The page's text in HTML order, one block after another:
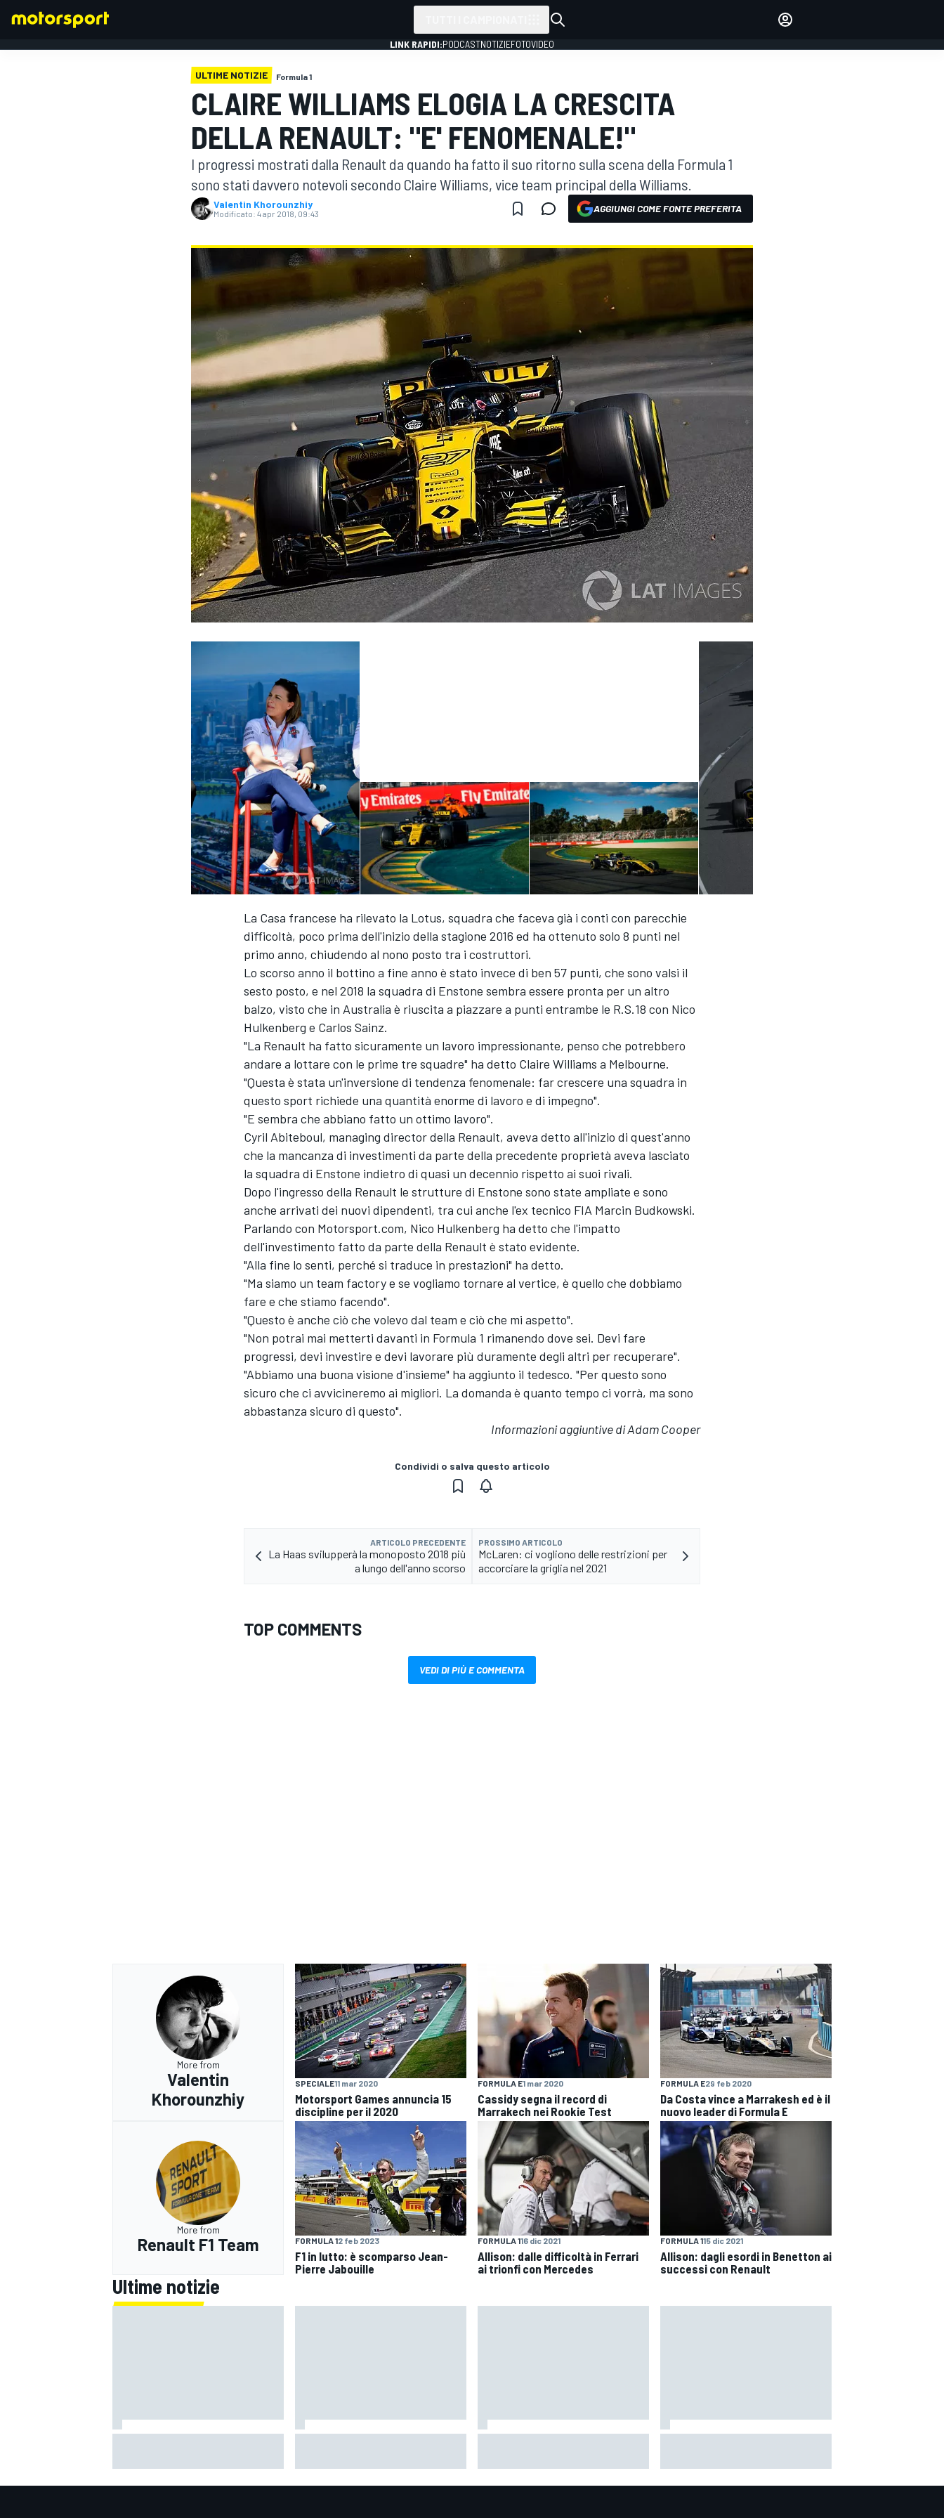
ACCEDI
LINK RAPIDI:PODCASTNOTIZIEFOTOVIDEO
ULTIME NOTIZIE Formula 1
CLAIRE WILLIAMS ELOGIA LA CRESCITA
DELLA RENAULT: "E' FENOMENALE!"
I progressi mostrati dalla Renault da quando ha fatto il suo ritorno sulla scena della Formula 1
sono stati davvero notevoli secondo Claire Williams, vice team principal della Williams.
Valentin Khorounzhiy
Modificato: 4 apr 2018, 09:43 AGGIUNGI COME FONTE PREFERITA
La Casa francese ha rilevato la Lotus, squadra che faceva già i conti con parecchie
difficoltà, poco prima dell'inizio della stagione 2016 ed ha ottenuto solo 8 punti nel
primo anno, chiudendo al nono posto tra i costruttori.
Lo scorso anno il bottino a fine anno è stato invece di ben 57 punti, che sono valsi il
sesto posto, e nel 2018 la squadra di Enstone sembra essere pronta per un altro
balzo, visto che in Australia è riuscita a piazzare a punti entrambe le R.S.18 con Nico
Hulkenberg e Carlos Sainz.
"La Renault ha fatto sicuramente un lavoro impressionante, penso che potrebbero
andare a lottare con le prime tre squadre" ha detto Claire Williams a Melbourne.
"Questa è stata un'inversione di tendenza fenomenale: far crescere una squadra in
questo sport richiede una quantità enorme di lavoro e di impegno".
"E sembra che abbiano fatto un ottimo lavoro".
Cyril Abiteboul, managing director della Renault, aveva detto all'inizio di quest'anno
che la mancanza di investimenti da parte della precedente proprietà aveva lasciato
la squadra di Enstone indietro di quasi un decennio rispetto ai suoi rivali.
Dopo l'ingresso della Renault le strutture di Enstone sono state ampliate e sono
anche arrivati dei nuovi dipendenti, tra cui anche l'ex tecnico FIA Marcin Budkowski.
Parlando con Motorsport.com, Nico Hulkenberg ha detto che l'impatto
dell'investimento fatto da parte della Renault è stato evidente.
"Alla fine lo senti, perché si traduce in prestazioni" ha detto.
"Ma siamo un team factory e se vogliamo tornare al vertice, è quello che dobbiamo
fare e che stiamo facendo".
"Questo è anche ciò che volevo dal team e ciò che mi aspetto".
"Non potrai mai metterti davanti in Formula 1 rimanendo dove sei. Devi fare
progressi, devi investire e devi lavorare più duramente degli altri per recuperare".
"Abbiamo una buona visione d'insieme" ha aggiunto il tedesco. "Per questo sono
sicuro che ci avvicineremo ai migliori. La domanda è quanto tempo ci vorrà, ma sono
abbastanza sicuro di questo".
Informazioni aggiuntive di Adam Cooper
Condividi o salva questo articolo
ARTICOLO PRECEDENTE
La Haas svilupperà la monoposto 2018 più
a lungo dell'anno scorso
PROSSIMO ARTICOLO
McLaren: ci vogliono delle restrizioni per
accorciare la griglia nel 2021
TOP COMMENTS
VEDI DI PIÙ E COMMENTA
More from
Valentin
Khorounzhiy
SPECIALE11 mar 2020
Motorsport Games annuncia 15
discipline per il 2020
FORMULA E1 mar 2020
Cassidy segna il record di
Marrakech nei Rookie Test
FORMULA E29 feb 2020
Da Costa vince a Marrakesh ed è il
nuovo leader di Formula E
More from
Renault F1 Team FORMULA 12 feb 2023
F1 in lutto: è scomparso Jean-
Pierre Jabouille
FORMULA 116 dic 2021
Allison: dalle difficoltà in Ferrari
ai trionfi con Mercedes
FORMULA 115 dic 2021
Allison: dagli esordi in Benetton ai
successi con Renault
Ultime notizie
domani perché penalizzerà gli
toccare con il ginocchio"
media domani sarà meglio"